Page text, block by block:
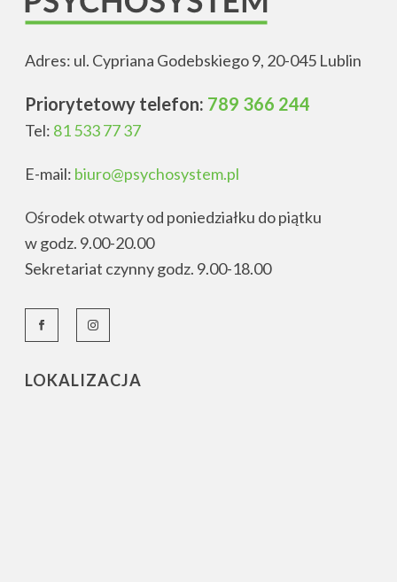
Adres: ul. Cypriana Godebskiego 9, 20-045 Lublin
Priorytetowy telefon: 789 366 244
Tel: 81 533 77 37
E-mail: biuro@psychosystem.pl
Ośrodek otwarty od poniedziałku do piątku
w godz. 9.00-20.00
Sekretariat czynny godz. 9.00-18.00
LOKALIZACJA